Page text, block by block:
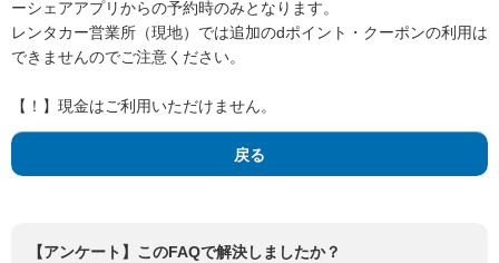
ーシェアアプリからの予約時のみとなります。
レンタカー営業所（現地）では追加のdポイント・クーポンの利用は
できませんのでご注意ください。
【！】現金はご利用いただけません。
戻る
【アンケート】このFAQで解決しましたか？